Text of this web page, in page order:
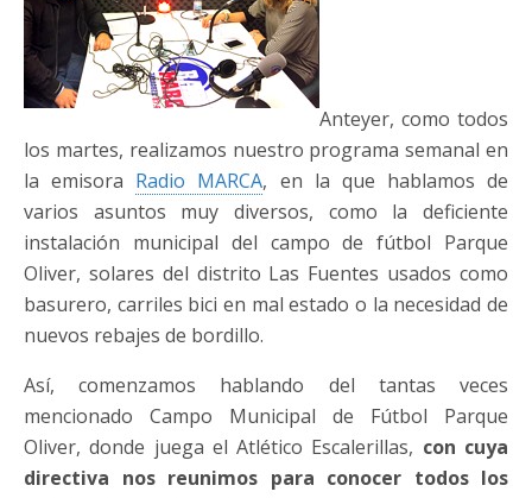
Anteyer, como todos
los martes, realizamos nuestro programa semanal en
la emisora Radio MARCA, en la que hablamos de
varios asuntos muy diversos, como la deficiente
instalación municipal del campo de fútbol Parque
Oliver, solares del distrito Las Fuentes usados como
basurero, carriles bici en mal estado o la necesidad de
nuevos rebajes de bordillo.
Así, comenzamos hablando del tantas veces
mencionado Campo Municipal de Fútbol Parque
Oliver, donde juega el Atlético Escalerillas, con cuya
directiva nos reunimos para conocer todos los